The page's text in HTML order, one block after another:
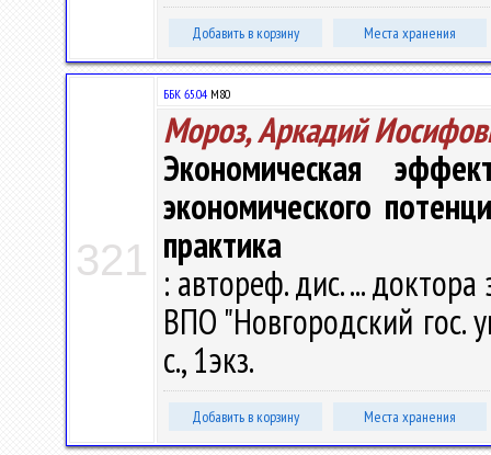
Добавить в корзину Места хранения
321
ББК 65.04 М80
Мороз, Аркадий
Экономическая
экономического
практика
: автореф. дис. ...
ВПО "Новгородский гос.
с., 1экз.
Добавить в корзину Места хранения